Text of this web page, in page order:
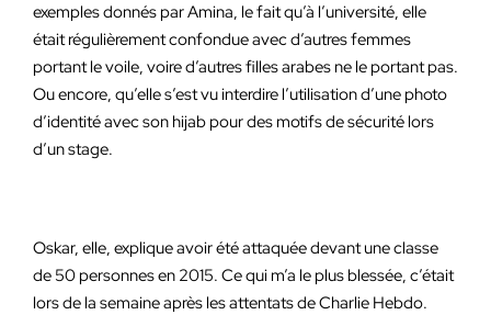
exemples donnés par Amina, le fait qu’à l’université, elle
était régulièrement confondue avec d’autres femmes
portant le voile, voire d’autres filles arabes ne le portant pas.
Ou encore, qu’elle s’est vu interdire l’utilisation d’une photo
d’identité avec son hijab pour des motifs de sécurité lors
d’un stage.
Oskar, elle, explique avoir été attaquée devant une classe
de 50 personnes en 2015. Ce qui m’a le plus blessée, c’était
lors de la semaine après les attentats de Charlie Hebdo.